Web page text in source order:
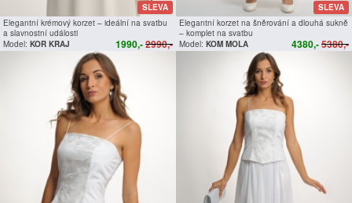
SLEVA
Elegantní krémový korzet – ideální na svatbu
a slavnostní události
Model: KOR KRAJ 1990,-2990,-
SLEVA
Elegantní korzet na šněrování a dlouhá sukně
– komplet na svatbu
Model: KOM MOLA 4380,-5380,-